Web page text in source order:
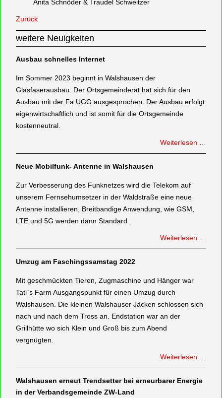
Anita Schnöder & Traudel Schweitzer
Zurück
weitere Neuigkeiten
Ausbau schnelles Internet
Im Sommer 2023 beginnt in Walshausen der
Glasfaserausbau. Der Ortsgemeinderat hat sich für den
Ausbau mit der Fa UGG ausgesprochen. Der Ausbau erfolgt
eigenwirtschaftlich und ist somit für die Ortsgemeinde
kostenneutral.
Weiterlesen …
Neue Mobilfunk- Antenne in Walshausen
Zur Verbesserung des Funknetzes wird die Telekom auf
unserem Fernsehumsetzer in der Waldstraße eine neue
Antenne installieren. Breitbandige Anwendung, wie GSM,
LTE und 5G werden dann Standard.
Weiterlesen …
Umzug am Faschingssamstag 2022
Mit geschmückten Tieren, Zugmaschine und Hänger war
Tati`s Farm Ausgangspunkt für einen Umzug durch
Walshausen. Die kleinen Walshauser Jäcken schlossen sich
nach und nach dem Tross an. Endstation war an der
Grillhütte wo sich Klein und Groß bis zum Abend
vergnügten.
Weiterlesen …
Walshausen erneut Trendsetter bei erneurbarer Energie
in der Verbandsgemeinde ZW-Land